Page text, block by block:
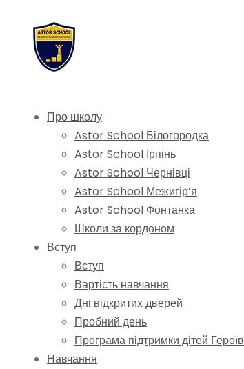
Про школу
Astor School Білогородка
Astor School Ірпінь
Astor School Чернівці
Astor School Межигір’я
Astor School Фонтанка
Школи за кордоном
Вступ
Вступ
Вартість навчання
Дні відкритих дверей
Пробний день
Програма підтримки дітей Героїв
Навчання